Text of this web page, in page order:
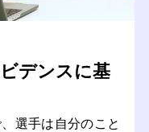
デンスに基
選手は自分のこと